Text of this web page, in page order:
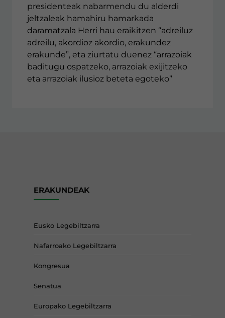
presidenteak nabarmendu du alderdi
jeltzaleak hamahiru hamarkada
daramatzala Herri hau eraikitzen “adreiluz
adreilu, akordioz akordio, erakundez
erakunde”, eta ziurtatu duenez “arrazoiak
baditugu ospatzeko, arrazoiak exijitzeko
eta arrazoiak ilusioz beteta egoteko”
ERAKUNDEAK
Eusko Legebiltzarra
Nafarroako Legebiltzarra
Kongresua
Senatua
Europako Legebiltzarra